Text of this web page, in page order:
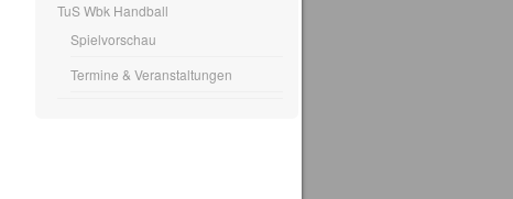
TuS Wbk Handball
Spielvorschau
Termine & Veranstaltungen